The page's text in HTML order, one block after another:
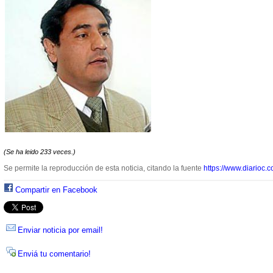
(Se ha leido 233 veces.)
Se permite la reproducción de esta noticia, citando la fuente https://
Compartir en Facebook
Enviar noticia por email!
Enviá tu comentario!